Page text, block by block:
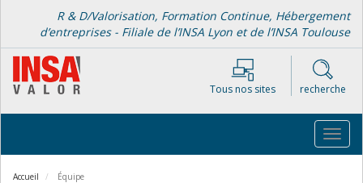
contenu
principal
R & D/Valorisation, Formation Continue, Hébergement
d’entreprises - Filiale de l’INSA Lyon et de l’INSA Toulouse
Tous nos sites recherche
Accueil Équipe